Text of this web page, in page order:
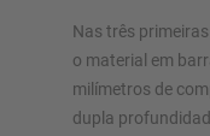
Nas três
o material em
milímetros de
dupla